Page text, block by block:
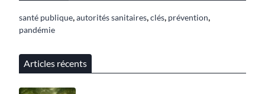
santé publique,autorités sanitaires,clés, prévention,
pandémie
Articles récents